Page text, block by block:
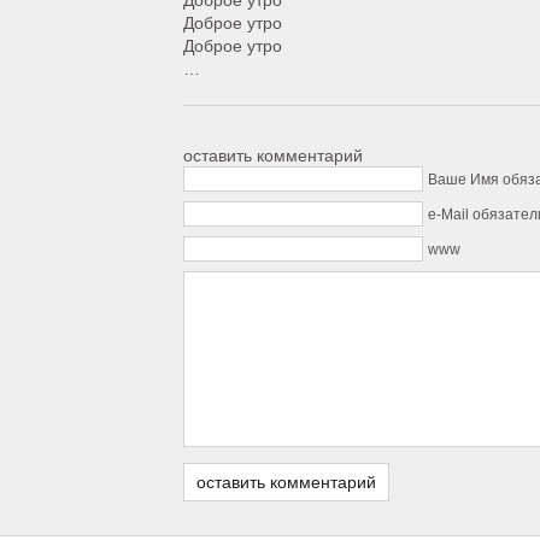
Доброе утро
Доброе утро
оставить комментарий
Ваше Имя
e-Mail
www